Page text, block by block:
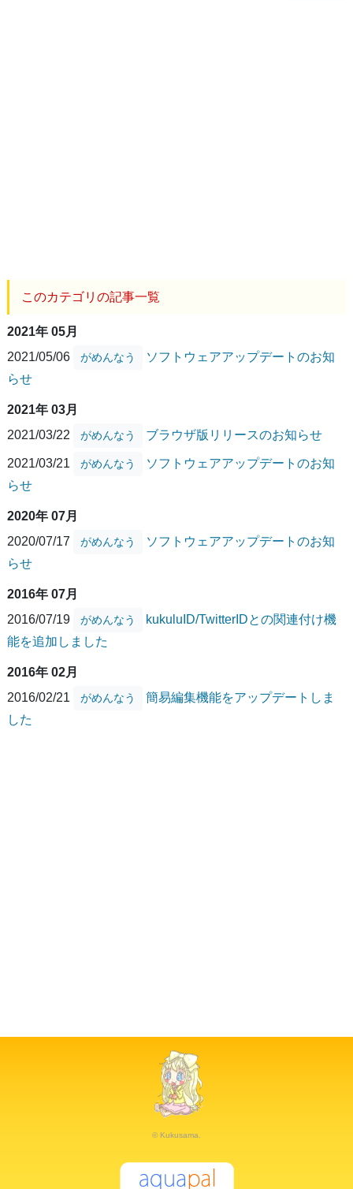
このカテゴリの記事一覧
2021年 05月
2021/05/06
がめんなう
ソフトウェアアップデートのお知
らせ
2021年 03月
2021/03/22
がめんなう ブラウザ版リリースのお知らせ
2021/03/21 がめんなう
ソフトウェアアップデートのお知
らせ
2020年 07月
2020/07/17
がめんなう
ソフトウェアアップデートのお知
らせ
2016年 07月
2016/07/19
がめんなう
kukuluID/TwitterIDとの関連付け機
能を追加しました
2016年 02月
2016/02/21
がめんなう
簡易編集機能をアップデートしま
した
© Kukusama.